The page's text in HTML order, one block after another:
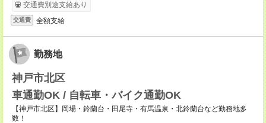
交通費別途支給あり
交通費 全額支給
勤務地
神戸市北区
車通勤OK / 自転車・バイク通勤OK
【神戸市北区】岡場・鈴蘭台・田尾寺・有馬温泉・北鈴蘭台など勤務地多
数！